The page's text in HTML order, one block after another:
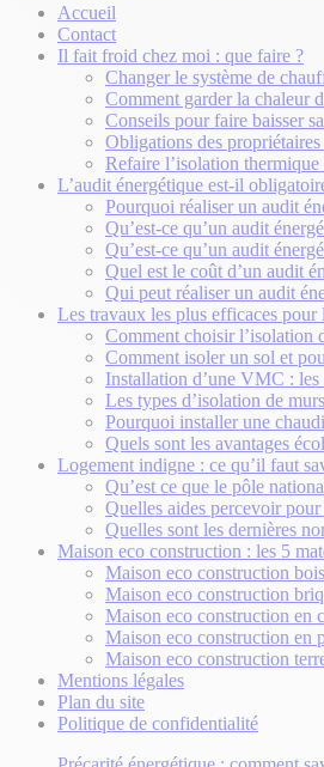
Accueil
Contact
Il fait froid chez moi : que faire ?
Changer le système de
Comment garder la chaleur
Conseils pour faire baisser
Obligations des
Refaire l’isolation thermique
L’audit énergétique est-il
Pourquoi réaliser un audit
Qu’est-ce qu’un audit
Qu’est-ce qu’un audit
Quel est le coût d’un audit
Qui peut réaliser un audit
Les travaux les plus efficaces
Comment choisir l’isolation
Comment isoler un sol et
Installation d’une VMC : les
Les types d’isolation de
Pourquoi installer une
Quels sont les avantages
Logement indigne : ce qu’il faut
Qu’est ce que le pôle
Quelles aides percevoir
Quelles sont les dernières
Maison eco construction : les 5
Maison eco construction
Maison eco construction
Maison eco construction en
Maison eco construction en
Maison eco construction
Mentions légales
Plan du site
Politique de confidentialité